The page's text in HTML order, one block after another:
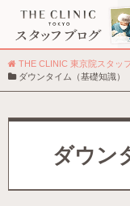
THE CLINIC 東京院スタッ
ダウンタイム（基礎知識）
ダウン